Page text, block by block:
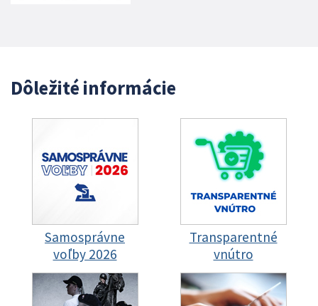
Dôležité informácie
Samosprávne
voľby 2026
Transparentné
vnútro